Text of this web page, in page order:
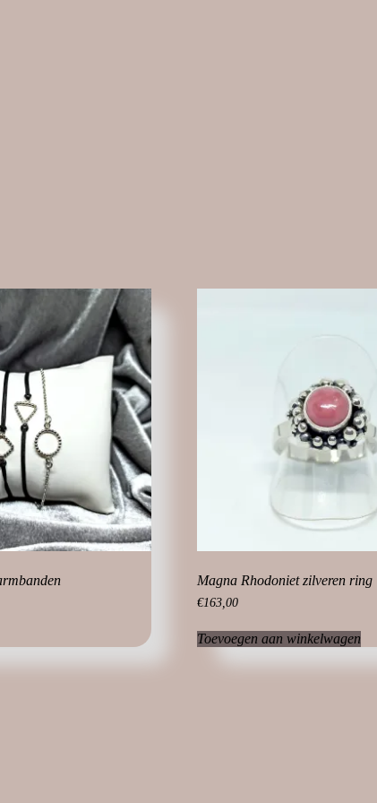
Magna Rhodoniet zilveren ring
€163,00
Toevoegen aan winkelwagen